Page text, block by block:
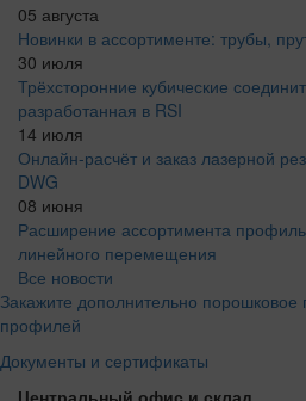
05 августа
Новинки в ассортименте: трубы,
30 июля
Трёхсторонние кубические
разработанная в RSI
14 июля
Онлайн-расчёт и заказ лазерной
DWG
08 июня
Расширение ассортимента
линейного перемещения
Все новости
Закажите дополнительно
профилей
Документы и сертификаты
Центральный офис и склад